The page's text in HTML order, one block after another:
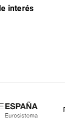
interés